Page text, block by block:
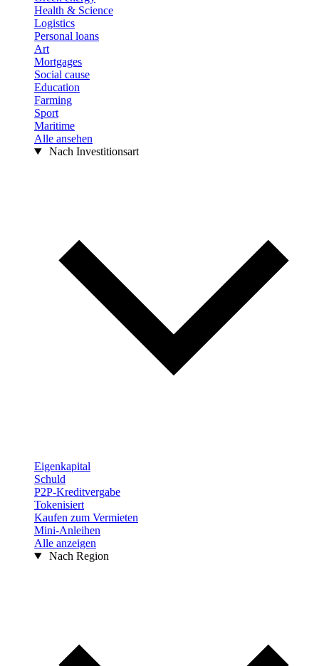
Health & Science
Logistics
Personal loans
Art
Mortgages
Social cause
Education
Farming
Sport
Maritime
Alle ansehen
Nach Investitionsart
Eigenkapital
Schuld
P2P-Kreditvergabe
Tokenisiert
Kaufen zum Vermieten
Mini-Anleihen
Alle anzeigen
Nach Region